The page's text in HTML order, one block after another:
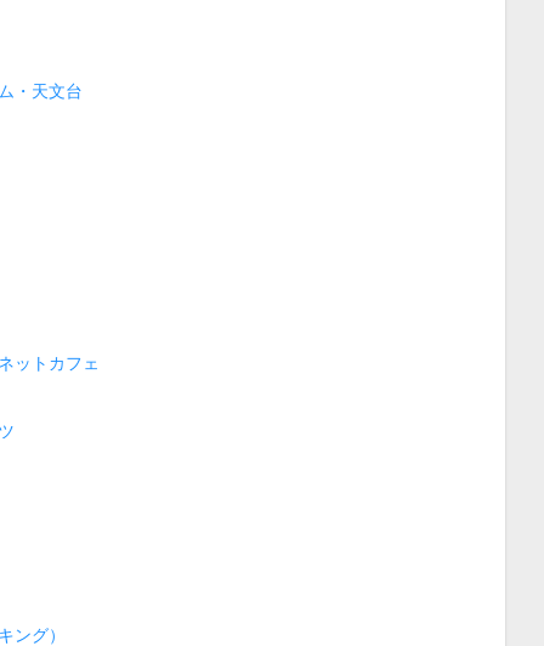
・天文台
ットカフェ
ング）